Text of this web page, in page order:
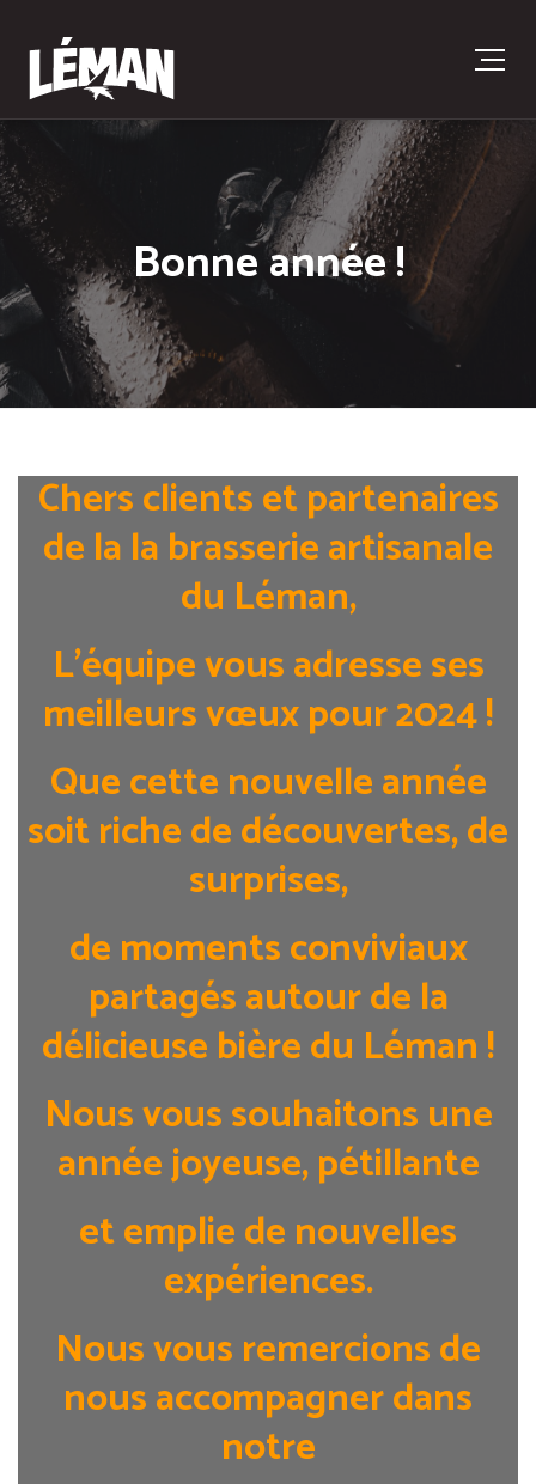
Bonne année !
Chers clients et partenaires
de la la brasserie artisanale
du Léman,
L’équipe vous adresseses
meilleurs vœux pour 2024 !
Que cette nouvelle année
soit riche de découvertes, de
surprises,
de moments conviviaux
partagés autour de la
délicieuse bière du Léman !
Nous vous souhaitons une
année joyeuse, pétillante
et emplie de nouvelles
expériences.
Nous vous remercions de
nous accompagner dans
notre